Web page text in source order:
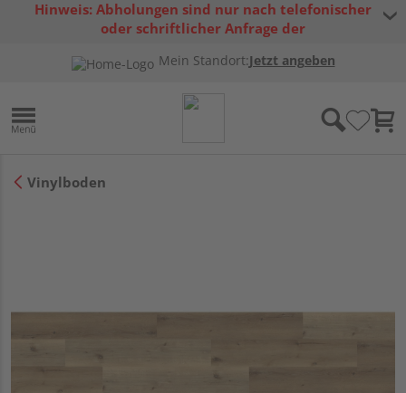
Hinweis: Abholungen sind nur nach telefonischer
oder schriftlicher Anfrage der
Mein Standort:Jetzt angeben
Vinylboden